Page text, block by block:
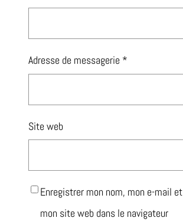
Adresse de messagerie *
Site web
Enregistrer mon nom, mon e-mail et
mon site web dans le navigateur